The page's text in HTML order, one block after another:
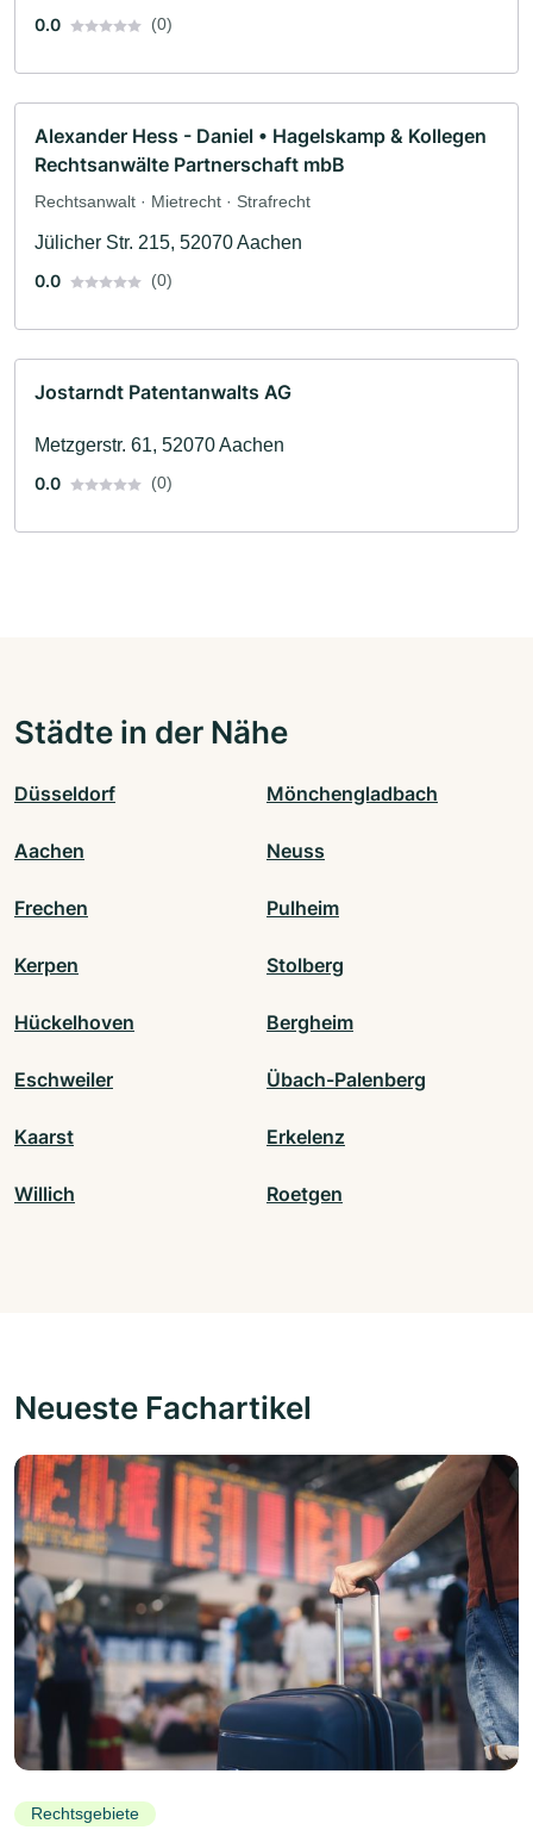
0.0 (0)
Alexander Hess - Daniel • Hagelskamp & Kollegen
Rechtsanwälte Partnerschaft mbB
Rechtsanwalt · Mietrecht · Strafrecht
Jülicher Str. 215, 52070 Aachen
0.0
(0)
Jostarndt Patentanwalts AG
Metzgerstr. 61, 52070 Aachen
0.0
(0)
Städte in der Nähe
Düsseldorf Mönchengladbach
Aachen Neuss
Frechen Pulheim
Kerpen Stolberg
Hückelhoven Bergheim
Eschweiler Übach-Palenberg
Kaarst Erkelenz
Willich Roetgen
Neueste Fachartikel
Rechtsgebiete